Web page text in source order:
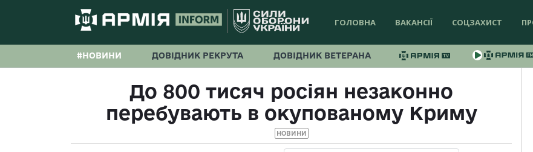
ГОЛОВНА ВАКАНСІЇ СОЦЗАХИСТ
#НОВИНИ ДОВІДНИК РЕКРУТА ДОВІДНИК ВЕТЕРАНА
До 800 тисяч росіян незаконно
перебувають в окупованому Криму
НОВИНИ